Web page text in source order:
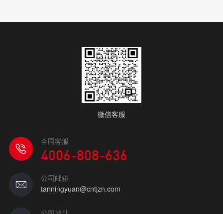
微信客服
全国客服
4006-808-636
公司邮箱
tanningyuan@cntjzn.com